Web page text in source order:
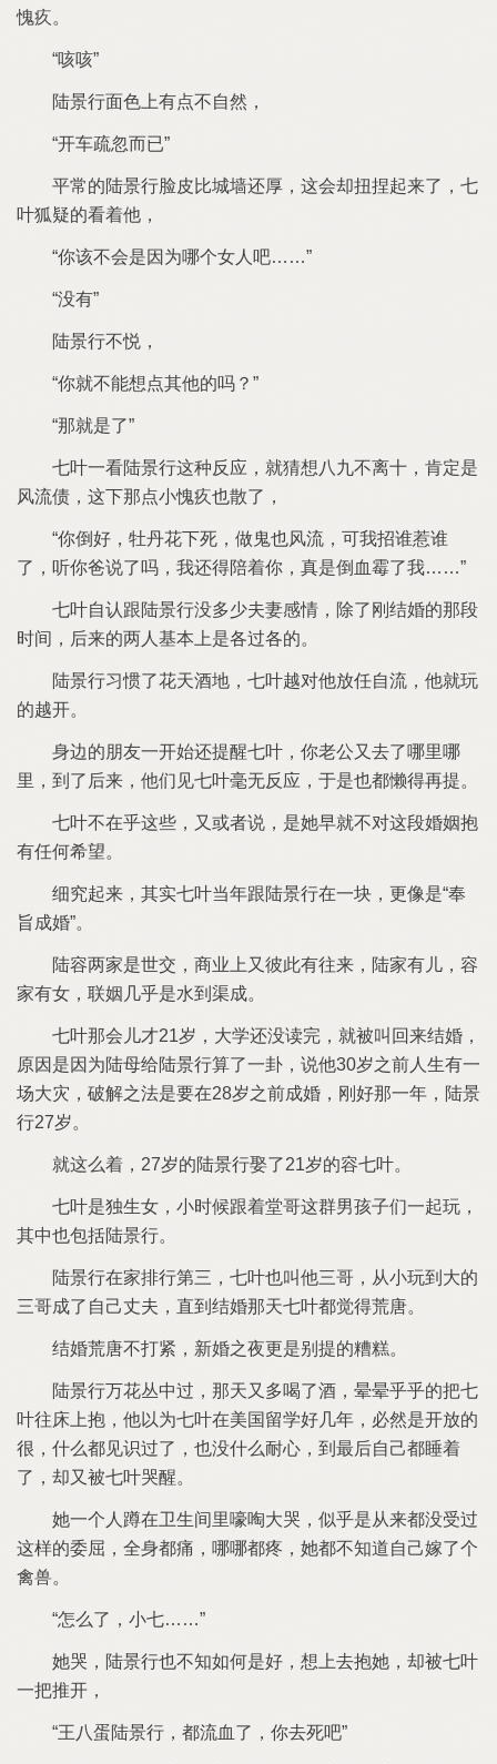
愧疚
咳咳
面色上 点 自然
开车疏忽而已
平常 脸皮比城墙还厚
会却扭捏起
狐疑
看着
该 会 因为哪个女人吧
没
悦
就 能想点其 吗？
那就
看 种反应 就猜想八九 离十
肯定
风流债
下那点小愧疚也散
倒 牡丹花下死 做鬼也风流 可
招谁惹谁
听
爸说 吗 还得陪着 真 倒血霉
自认跟 没多少夫妻感情 除 刚结婚
那段
时间
后 两人基本上 各过各
习惯 花天酒地 越对 放任自流
就玩
越开
身边 朋友 开始还提醒 老公又去
哪里哪
里
到 后 们见 毫无反应 于 也都懒得再提
乎 些 又或者说 早就 对
段婚姻抱
任何希望
细究起 其实 当年跟 块 更像
奉
旨成婚
容两家 世交 商业上又彼此 往 家 儿
容
家
女 联姻几乎 水到渠成
那会儿才21岁 大学还没读完 就被叫回
结婚
原因
因为 母给 算 卦 说
30岁之前人生
场大灾
破解之法 要 28岁之前成婚 刚 那
年
27岁
就 么着 27岁 娶 21岁 容
独生女 小时候跟着堂哥 群男孩子们
起玩
其中也包括
家排 第三 也叫 三哥
从小玩到大
三哥成
自己丈夫 直到结婚那天 都觉得荒唐
结婚荒唐 打紧 新婚之夜更 别提 糟糕
万花丛中过 那天又多喝 酒 晕晕乎乎
把
往床上抱
以为 美国留学 几年 必然
开放
很
什么都见识过 也没什么耐心
到最后自己都睡着
却又被
哭醒
个人蹲 卫生间里嚎啕大哭 似乎 从
都没受过
样
委屈 全身都痛 哪哪都疼 都 知道自己嫁
个
禽兽
怎么 小
哭 也 知如何 想上去抱
却被
把推开
王八蛋 都流血 去死吧